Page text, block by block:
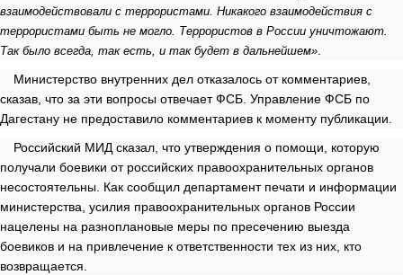
взаимодействовали с террористами. Никакого взаимодействия с
террористами быть не могло. Террористов в России уничтожают.
Так было всегда, так есть, и так будет в дальнейшем»
Министерство внутренних дел отказалось от комментариев,
сказав, что за эти вопросы отвечает ФСБ. Управление ФСБ по
Дагестану не предоставило комментариев к моменту публикации.
Российский МИД сказал, что утверждения о помощи, которую
получали боевики от российских правоохранительных органов
несостоятельны. Как сообщил департамент печати и информации
министерства, усилия правоохранительных органов России
нацелены на разноплановые меры по пресечению выезда
боевиков и на привлечение к ответственности тех из них, кто
возвращается.